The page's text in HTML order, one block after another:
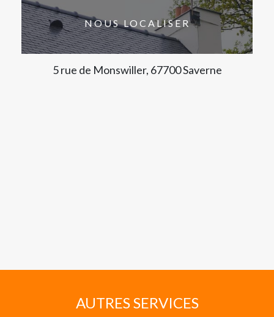
NOUS LOCALISER
5 rue de Monswiller, 67700 Saverne
AUTRES SERVICES